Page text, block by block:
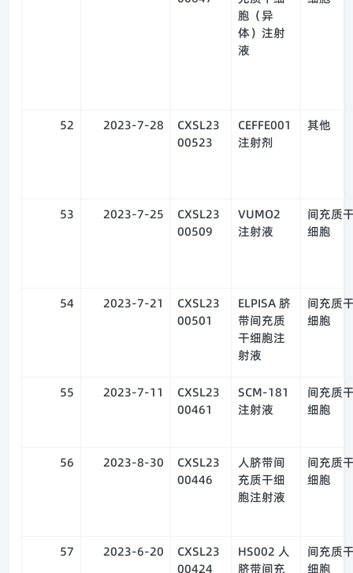
胞（异
体）注射
液
52 2023-7-28
CXSL23
00523
CEFFE001
注射剂
其他
53 2023-7-25
CXSL23
00509
VUMO2
注射液
间充质
细胞
54 2023-7-21
CXSL23
00501
ELPISA 脐
带间充质
干细胞注
射液
间充质
细胞
55 2023-7-11
CXSL23
00461
SCM-181
注射液
间充质
细胞
56 2023-8-30
CXSL23
00446
人脐带间
充质干细
胞注射液
间充质
细胞
57 2023-6-20
CXSL23
00424
HS002 人
脐带间充
间充质
细胞